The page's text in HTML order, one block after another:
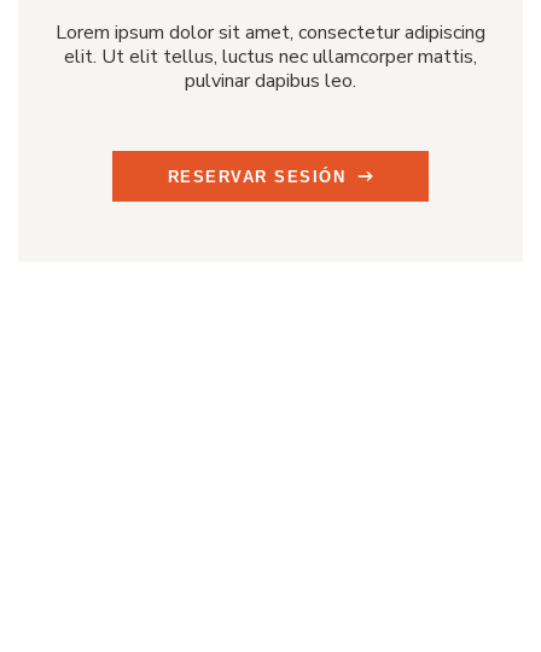
Lorem ipsum dolor sit amet, consectetur adipiscing
elit. Ut elit tellus, luctus nec ullamcorper mattis,
pulvinar dapibus leo.
RESERVAR SESIÓN